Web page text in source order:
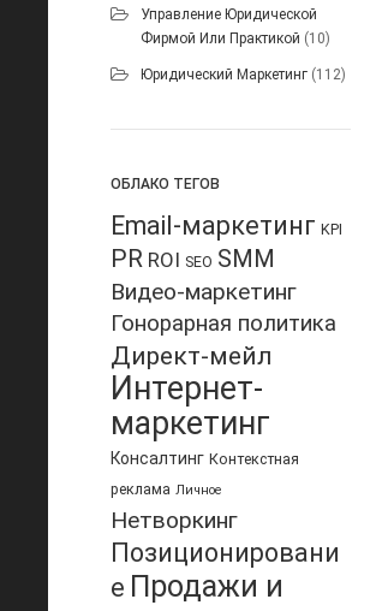
Управление Юридической
Фирмой Или Практикой (10)
Юридический Маркетинг (112)
ОБЛАКО ТЕГОВ
Email-маркетинг KPI
PR ROI SEO SMM
Видео-маркетинг
Гонорарная политика
Директ-мейл
Интернет-
маркетинг
Консалтинг Контекстная
реклама Личное
Нетворкинг
Позиционировани
е Продажи и